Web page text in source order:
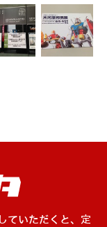
ていただくと、定